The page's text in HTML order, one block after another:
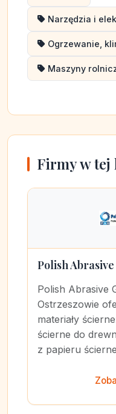
Narzędzia i
Ogrzewanie,
Maszyny
Firmy w
Polish
Polish Abrasive
Ostrzeszowie
materiały
ścierne do
z papieru